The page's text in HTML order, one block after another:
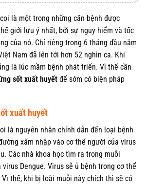
là một trong những căn bệnh được
giới lưu ý nhất, bởi sự nguy hiểm và tốc
của nó. Chỉ riêng trong 6 tháng đầu năm
Nam đã lên tới hơn 52 nghìn ca. Khi
là lúc mầm bệnh phát triển. Vì thế cần
sốt xuất huyết để sớm có biện pháp
xuất huyết
là nguyên nhân chính dẫn đến loại bệnh
xâm nhập vào cơ thể người của virus
Các nhà khoa học tìm ra trong muỗi
virus Dengue. Virus sẽ ủ bệnh trong cơ thể
thế, khi bị loài muỗi này chích thì sẽ có